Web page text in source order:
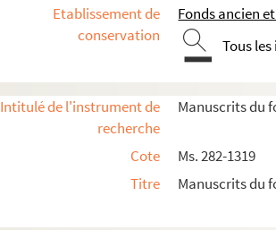
Etablissement de
conservation
Fonds ancien
Tous
Intitulé de l'instrument de
recherche
Manuscrits du
Cote
Ms. 282-1319
Titre
Manuscrits du
Ms. 521. Dictionnaire galant dans l'ordre
Ms. 530. Recueil de droit civil
Ms. 533. Charles Martin. Abrégé du commun
Ms. 542. Phisica seu Naturae studium
Ms. 813. Cahier d'écolier d'histoire de France